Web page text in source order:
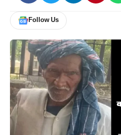
Follow Us